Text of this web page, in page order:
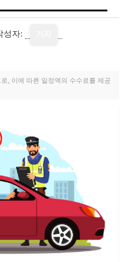
성자:
, 이에 따른 일정액의 수수료를 제공